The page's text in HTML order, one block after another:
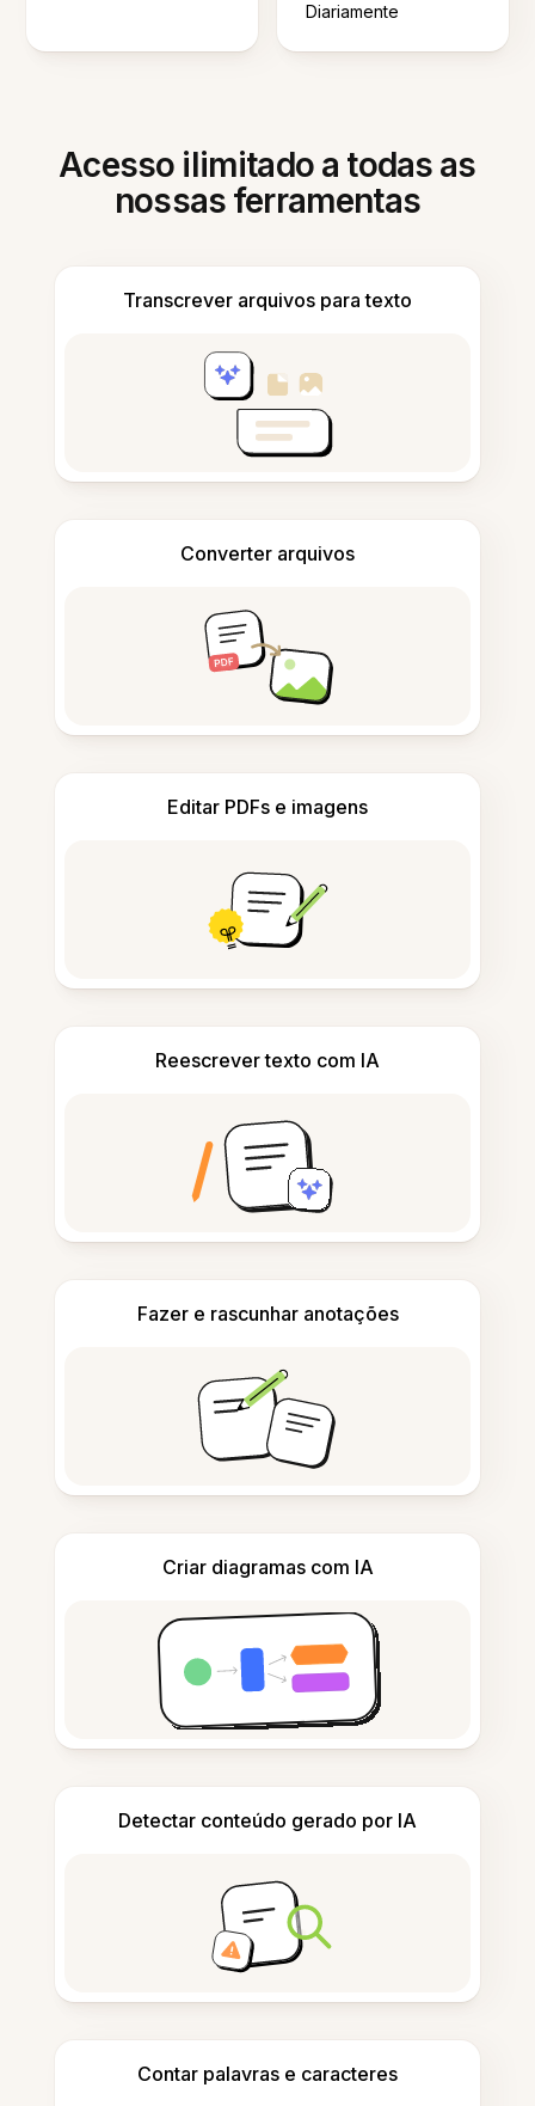
Diariamente
Acesso ilimitado a todas as
nossas ferramentas
Transcrever arquivos para texto
Converter arquivos
Editar PDFs e imagens
Reescrever texto com IA
Fazer e rascunhar anotações
Criar diagramas com IA
Detectar conteúdo gerado por IA
Contar palavras e caracteres